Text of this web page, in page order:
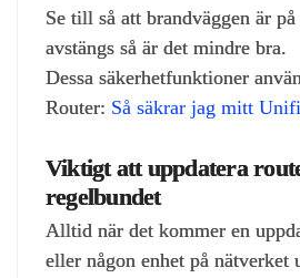
Se till så att brandväggen är
avstängs så är det mindre bra.
Dessa säkerhetfunktioner
Router: Så säkrar jag mitt
Viktigt att uppdatera
regelbundet
Alltid när det kommer en
eller någon enhet på nätverket